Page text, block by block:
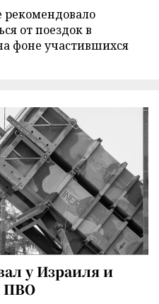
рекомендовало
от поездок в
фоне участившихся
у Израиля и
ПВО